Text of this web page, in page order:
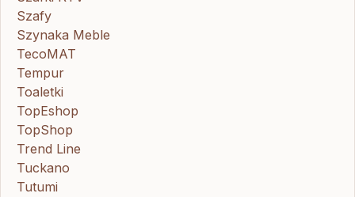
Szafy
Szynaka Meble
TecoMAT
Tempur
Toaletki
TopEshop
TopShop
Trend Line
Tuckano
Tutumi